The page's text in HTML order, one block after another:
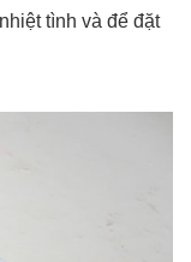
tình và để đặt